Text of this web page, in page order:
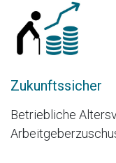
Zukunftssicher
Betriebliche